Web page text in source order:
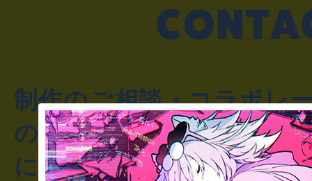
制作のご相談・コラボレ
のお客様からのご質問や
にお問い合わせください